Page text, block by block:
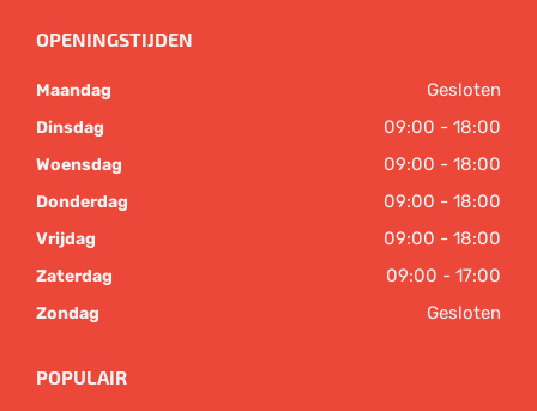
OPENINGSTIJDEN
Maandag Gesloten
Dinsdag 09:00 - 18:00
Woensdag 09:00 - 18:00
Donderdag 09:00 - 18:00
Vrijdag 09:00 - 18:00
Zaterdag 09:00 - 17:00
Zondag Gesloten
POPULAIR